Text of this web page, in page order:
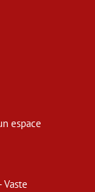
espace
Vaste